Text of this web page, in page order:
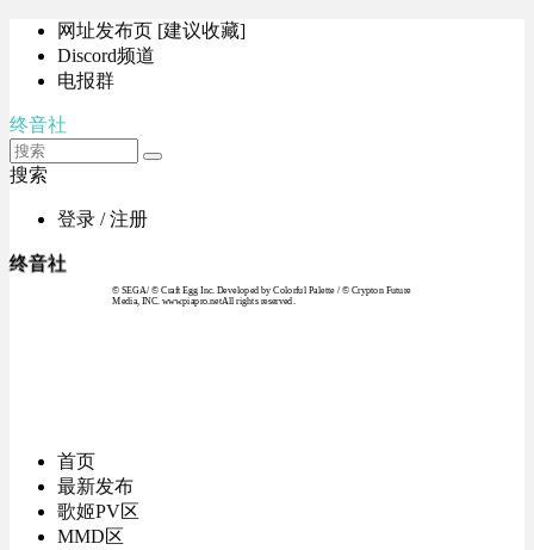
网址发布页 [建议收藏]
Discord频道
电报群
终音社
搜索
登录 / 注册
终音社
© SEGA / © Craft Egg Inc. Developed by Colorful Palette / © Crypton Future
Media, INC. www.piapro.netAll rights reserved.
首页
最新发布
歌姬PV区
MMD区